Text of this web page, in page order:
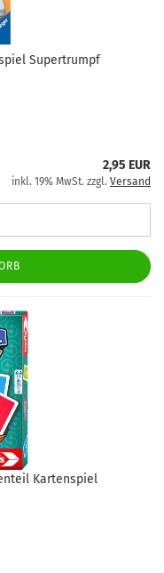
Supertrumpf
2,95 EUR
inkl. 19% MwSt. zzgl. Versand
Kartenspiel